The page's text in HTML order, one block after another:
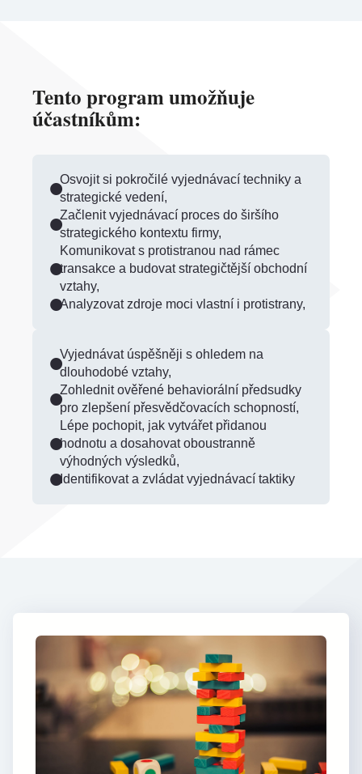
Tento program umožňuje
účastníkům:
Osvojit si pokročilé vyjednávací techniky a
strategické vedení,
Začlenit vyjednávací proces do širšího
strategického kontextu firmy,
Komunikovat s protistranou nad rámec
transakce a budovat strategičtější obchodní
vztahy,
Analyzovat zdroje moci vlastní i protistrany,
Vyjednávat úspěšněji s ohledem na
dlouhodobé vztahy,
Zohlednit ověřené behaviorální předsudky
pro zlepšení přesvědčovacích schopností,
Lépe pochopit, jak vytvářet přidanou
hodnotu a dosahovat oboustranně
výhodných výsledků,
Identifikovat a zvládat vyjednávací taktiky